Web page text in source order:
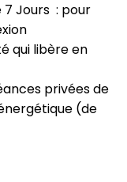
7 Jours : pour
qui libère en
privées de
(de